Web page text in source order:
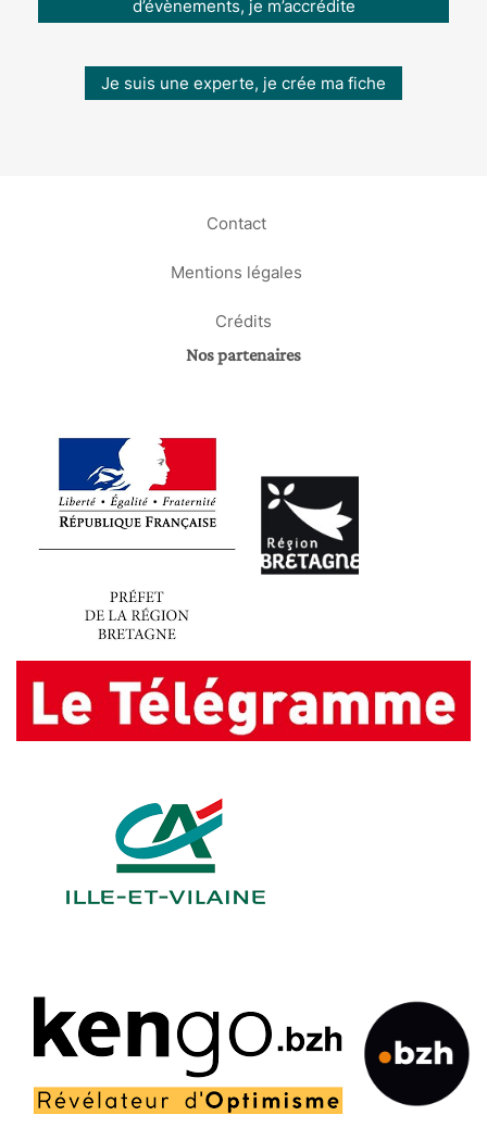
d’évènements, je m’accrédite
Je suis une experte, je crée ma fiche
Contact
Mentions légales
Crédits
Nos partenaires